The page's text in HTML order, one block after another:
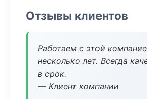
Отзывы клиентов
Работаем с этой
несколько лет. Всегда
в срок.
— Клиент компании